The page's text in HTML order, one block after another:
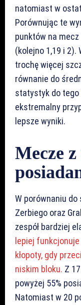
natomiast w
Porównując te
punktów na
(kolejno 1,19 i
trochę więcej
równanie do
statystyk do tego
ekstremalny
lepsze wyniki.
Mecze
W porównaniu do
Zerbiego oraz
zespół bardziej
lepiej
kłopoty, gdy
niskim bloku. Z
powyżej 55%
Natomiast w 20